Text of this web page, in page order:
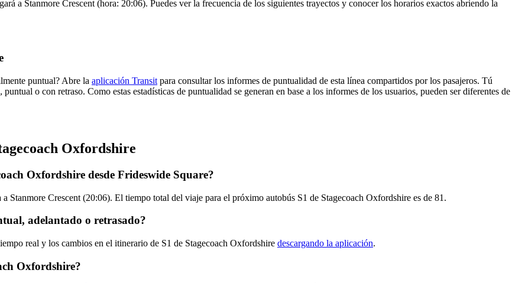
a Stanmore Crescent (hora: 20:06). Puedes ver la frecuencia de los siguientes trayectos y conocer los horarios exactos abriendo la
puntual? Abre la aplicación Transit para consultar los informes de puntualidad de esta línea compartidos por los pasajeros. Tú
o con retraso. Como estas estadísticas de puntualidad se generan en base a los informes de los usuarios, pueden ser diferentes de
Oxfordshire
Oxfordshire desde Frideswide Square?
Stanmore Crescent (20:06). El tiempo total del viaje para el próximo autobús S1 de Stagecoach Oxfordshire es de 81.
adelantado o retrasado?
real y los cambios en el itinerario de S1 de Stagecoach Oxfordshire descargando la aplicación.
Oxfordshire?